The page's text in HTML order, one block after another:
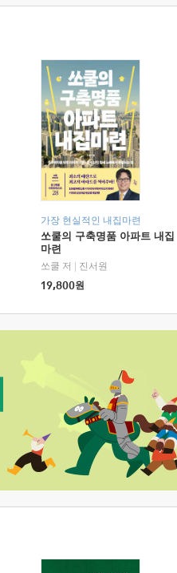
가장 현실적인 내집마련
쏘쿨의 구축명품 아파트 내집
마련
쏘쿨 저
진서원
19,800원